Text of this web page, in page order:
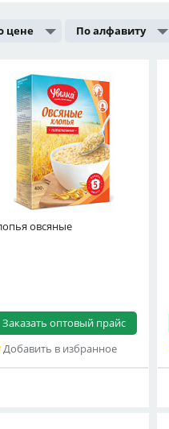
цене По алфавиту
овсяные
Заказать оптовый прайс
Добавить в избранное